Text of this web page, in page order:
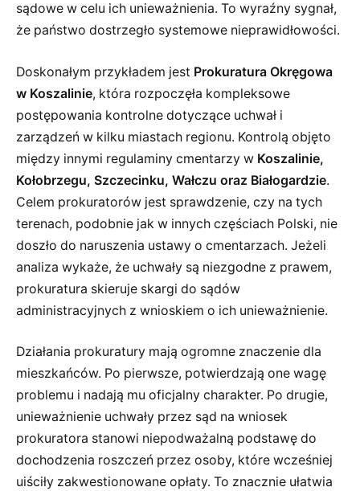
sądowe w celu ich unieważnienia. To wyraźny sygnał,
że państwo dostrzegło systemowe nieprawidłowości.
Doskonałym przykładem jest Prokuratura Okręgowa
w Koszalinie, która rozpoczęła kompleksowe
postępowania kontrolne dotyczące uchwał i
zarządzeń w kilku miastach regionu. Kontrolą objęto
między innymi regulaminy cmentarzy w Koszalinie,
Kołobrzegu, Szczecinku, Wałczu oraz Białogardzie.
Celem prokuratorów jest sprawdzenie, czy na tych
terenach, podobnie jak w innych częściach Polski, nie
doszło do naruszenia ustawy o cmentarzach. Jeżeli
analiza wykaże, że uchwały są niezgodne z prawem,
prokuratura skieruje skargi do sądów
administracyjnych z wnioskiem o ich unieważnienie.
Działania prokuratury mają ogromne znaczenie dla
mieszkańców. Po pierwsze, potwierdzają one wagę
problemu i nadają mu oficjalny charakter. Po drugie,
unieważnienie uchwały przez sąd na wniosek
prokuratora stanowi niepodważalną podstawę do
dochodzenia roszczeń przez osoby, które wcześniej
uiściły zakwestionowane opłaty. To znacznie ułatwia